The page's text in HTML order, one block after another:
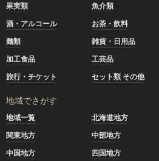
果実類
魚介類
酒・アルコール
お茶・飲料
麺類
雑貨・日用品
加工食品
工芸品
旅行・チケット
セット類 その他
地域でさがす
地域一覧 北海道地方
関東地方
中部地方
中国地方
四国地方